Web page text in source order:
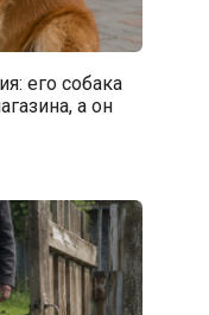
его собака
а он